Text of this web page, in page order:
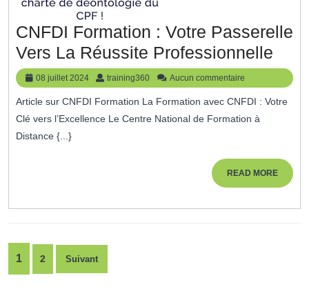
CNFDI Formation : Votre Passerelle
Vers La Réussite Professionnelle
:
Vers
La
08 juillet 2024
08
juillet
2024
training360 training360
Aucun commentaire
Article sur CNFDI Formation La Formation avec CNFDI : Votre
Clé vers l’Excellence Le Centre National de Formation à
Distance {...}
READ MOREREAD
MORE
Pagination
des
1 2 Suivant